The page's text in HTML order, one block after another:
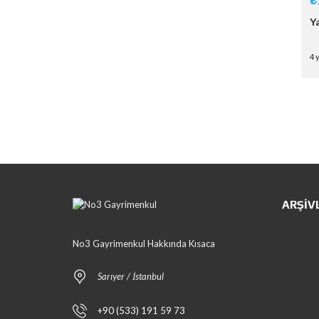
4
No3 Gayrimenkul Hakkında Kısaca
Sarıyer / İstanbul
+90 (533) 191 59 73